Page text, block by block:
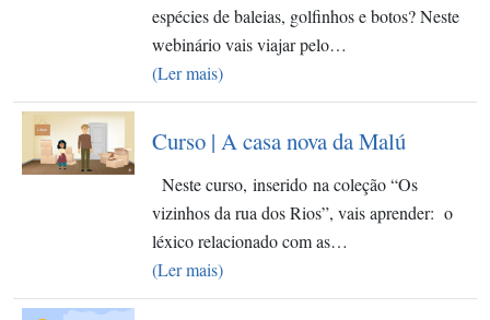
espécies de baleias, golfinhos e botos? Neste
webinário vais viajar pelo…
(Ler mais)
Curso | A casa nova da Malú
Neste curso, inserido na coleção “Os
vizinhos da rua dos Rios”, vais aprender: o
léxico relacionado com as…
(Ler mais)